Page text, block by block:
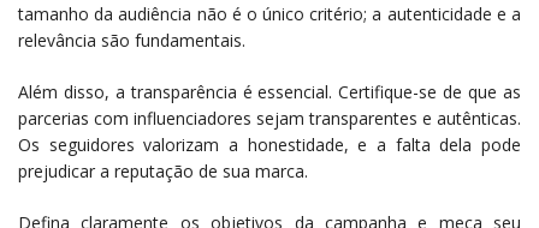
tamanho da audiência não é o único critério; a autenticidade e a
relevância são fundamentais.
Além disso, a transparência é essencial. Certifique-se de que as
parcerias com influenciadores sejam transparentes e autênticas.
Os seguidores valorizam a honestidade, e a falta dela pode
prejudicar a reputação de sua marca.
Defina claramente os objetivos da campanha e meça seu